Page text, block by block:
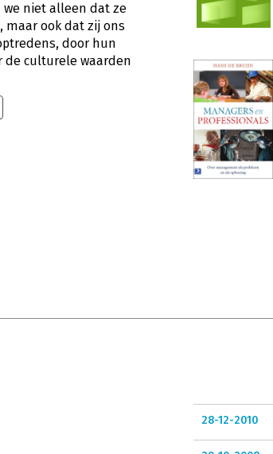
we niet alleen dat ze
ook dat zij ons
door hun
de culturele waarden
28-12-2010